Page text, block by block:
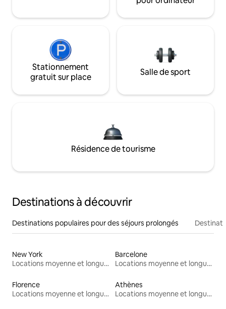
Stationnement
gratuit sur place
Salle de sport
Résidence de tourisme
Destinations à découvrir
Destinations populaires pour des séjours prolongés
New York
Locations moyenne et longue durée
Barcelone
Locations moyenne et longue durée
Florence
Locations moyenne et longue durée
Athènes
Locations moyenne et longue durée